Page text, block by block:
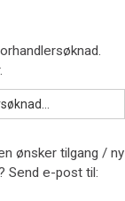
ønsker tilgang / ny
Send e-post til: